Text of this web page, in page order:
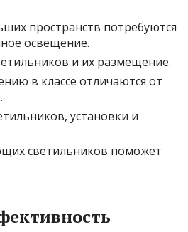
пространств потребуются
освещение.
и их размещение.
в классе отличаются от
установки и
светильников поможет